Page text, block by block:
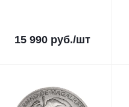
15 990руб./шт